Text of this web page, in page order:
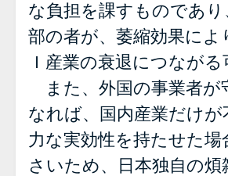
な負担を課すものであ
部の者が、萎縮効果に
Ｉ産業の衰退につながる
また、外国の事業者が
なれば、国内産業だけ
力な実効性を持たせた
さいため、日本独自の